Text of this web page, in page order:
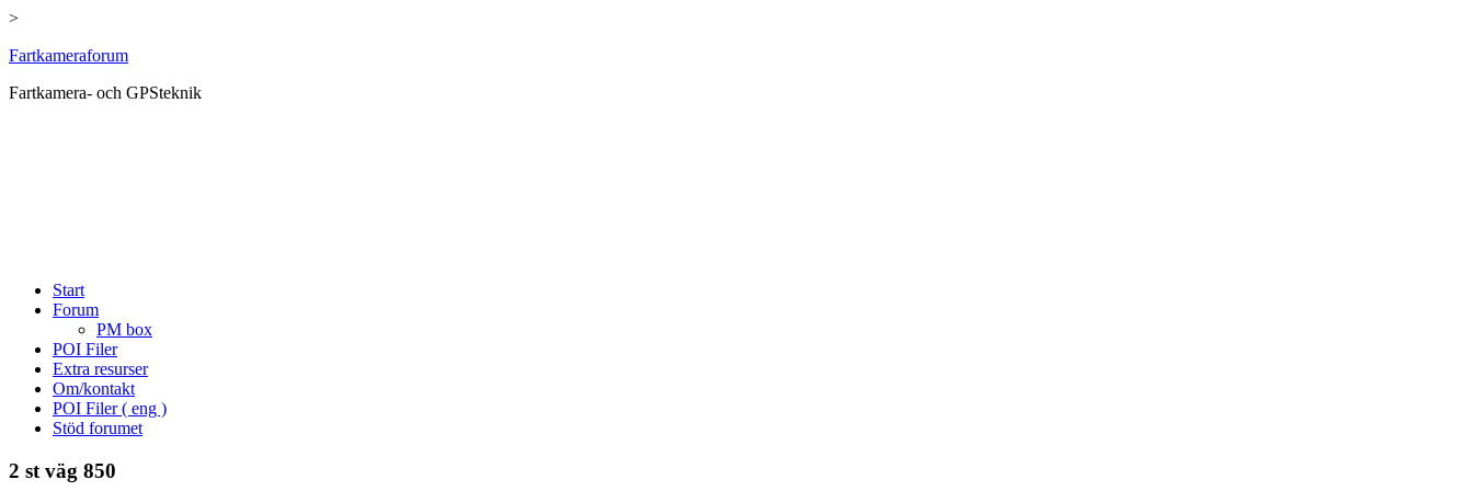
>
Hoppa
innehåll
Fartkameraforum
Fartkamera- och GPSteknik
Start
Forum
PM box
POI Filer
Extra resurser
Om/kontakt
POI Filer ( eng )
Stöd forumet
2 st väg 850